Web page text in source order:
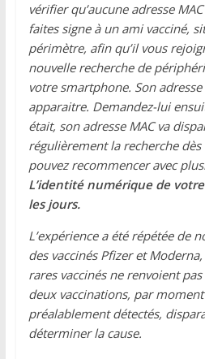
vérifier qu’aucune adresse
faites signe à un ami vacciné,
périmètre, afin qu’il vous
nouvelle recherche de
votre smartphone. Son
apparaitre. Demandez-lui
était, son adresse MAC va
régulièrement la recherche dès
pouvez recommencer avec
L’identité numérique de
les jours.
L’expérience a été répétée de
des vaccinés Pfizer et
rares vaccinés ne renvoient
deux vaccinations, par
préalablement détectés,
déterminer la cause.